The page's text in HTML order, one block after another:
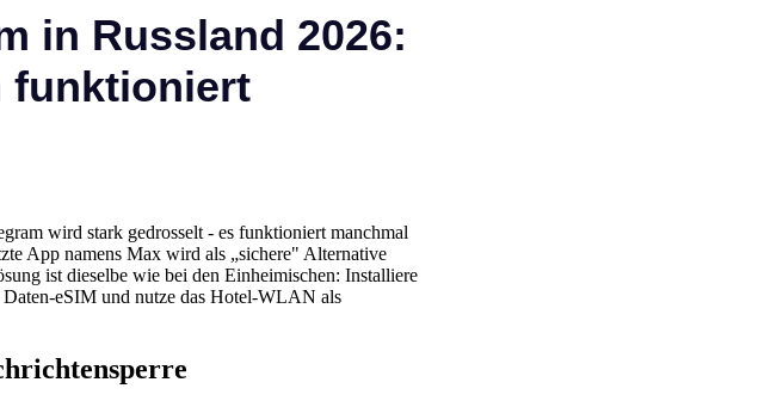
in Russland 2026:
funktioniert
wird stark gedrosselt - es funktioniert manchmal
App namens Max wird als „sichere" Alternative
ist dieselbe wie bei den Einheimischen: Installiere
eSIM und nutze das Hotel-WLAN als